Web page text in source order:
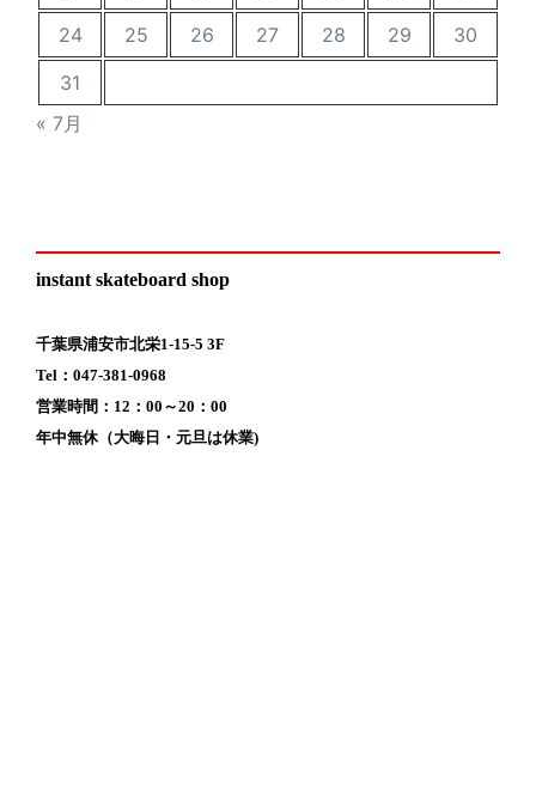
24
25 26 27 28 29
30
31
« 7月
instant skateboard shop
千葉県浦安市北栄1-15-5 3F
Tel：047-381-0968
営業時間：12：00～20：00
年中無休（大晦日・元旦は休業)